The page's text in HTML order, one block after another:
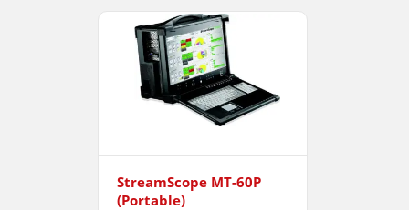
StreamScope MT-60P
(Portable)